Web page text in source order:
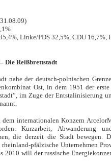
Linke/PDS 32,5%, CDU 16,7%,
Die Reißbrettstadt
nahe der deutsch-polnischen
Ost, in dem 1951 der
im Zuge der Entstalinisierung
dem internationalen Konzern
Kurzarbeit, Abwanderung
die derzeit die Stadt bewegen.
pfälzische Unternehmen
2010 will der russische